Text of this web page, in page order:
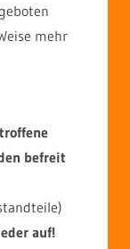
mehr
befreit
auf!